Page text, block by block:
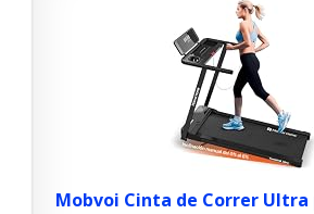
Mobvoi Cinta de Correr